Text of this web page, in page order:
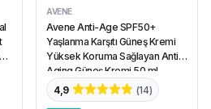
AVENE
Avene Anti-Age SPF50+
Yaşlanma Karşıtı Güneş Kremi
Yüksek Koruma Sağlayan Anti-
Aging Güneş Kremi 50 ml
4,9
(14)